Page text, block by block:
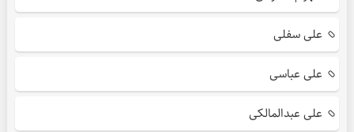
علی سفلی
علی عباسی
علی عبدالمالکی